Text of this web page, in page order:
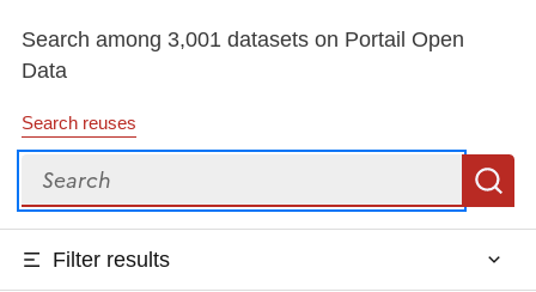
Search among 3,001 datasets on Portail Open
Data
Search reuses
Search
Filter results